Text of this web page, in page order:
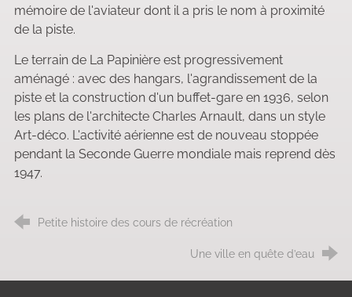
mémoire de l'aviateur dont il a pris le nom à proximité
de la piste.
Le terrain de La Papinière est progressivement
aménagé : avec des hangars, l'agrandissement de la
piste et la construction d'un buffet-gare en 1936, selon
les plans de l'architecte Charles Arnault, dans un style
Art-déco. L'activité aérienne est de nouveau stoppée
pendant la Seconde Guerre mondiale mais reprend dès
1947.
Petite histoire des cours de récréation
Une ville en quête d’eau